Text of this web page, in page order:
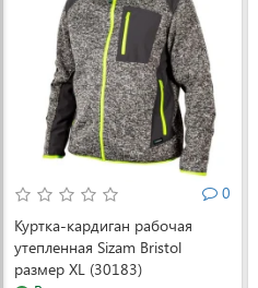
0
Куртка-кардиган рабочая
утепленная Sizam Bristol
размер XL (30183)